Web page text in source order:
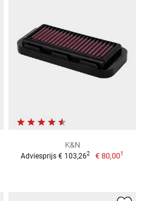
K&N
Adviesprijs € 103,262 € 80,001